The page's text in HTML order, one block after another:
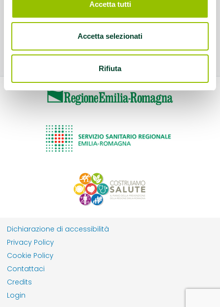
Accetta tutti
Accetta selezionati
Rifiuta
Dichiarazione di accessibilità
Privacy Policy
Cookie Policy
Contattaci
Credits
Login